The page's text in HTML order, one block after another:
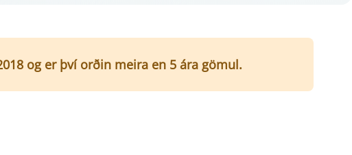
og er því orðin meira en 5 ára gömul.